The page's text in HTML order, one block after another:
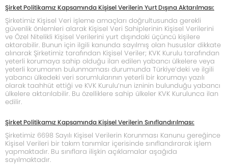
Şirket Politikamız Kapsamında Kişisel Verilerin Yurt Dışına Aktarılması:
Şirketimiz Kişisel Veri işleme amaçları doğrultusunda gerekli
güvenlik önlemleri alarak Kişisel Veri Sahiplerinin Kişisel Verilerini
ve Özel Nitelikli Kişisel Verilerini yurt dışındaki üçüncü kişilere
aktarabilir. Bunun için ilgili kanunda sayılmış olan hususlar dikkate
alınarak Şirketimiz tarafından Kişisel Veriler; KVK Kurulu tarafından
yeterli korumaya sahip olduğu ilan edilen yabancı ülkelere veya
yeterli korumanın bulunmaması durumunda Türkiye’deki ve ilgili
yabancı ülkedeki veri sorumlularının yeterli bir korumayı yazılı
olarak taahhüt ettiği ve KVK Kurulu’nun izninin bulunduğu yabancı
ülkelere aktarılabilir. Bu özelliklere sahip ülkeler KVK Kurulunca ilan
edilir.
Şirket Politikamız Kapsamında Kişisel Verilerin Sınıflandırılması:
Şirketimiz 6698 Sayılı Kişisel Verilerin Korunması Kanunu gereğince
Kişisel Verileri bir takım tanımlar içerisinde sınıflandırarak işlem
yapmaktadır. Bu sınıflara ilişkin açıklamalar aşağıda
sayılmaktadır.